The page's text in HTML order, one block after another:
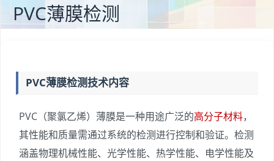
PVC薄膜检测
PVC薄膜检测技术内容
PVC（聚氯乙烯）薄膜是一种用途广泛的高分子材料，
其性能和质量需通过系统的检测进行控制和验证。检测
涵盖物理机械性能、光学性能、热学性能、电学性能及